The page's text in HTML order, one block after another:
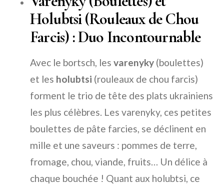
Holubtsi (Rouleaux de Chou
Farcis) : Duo Incontournable
Avec le bortsch, les varenyky (boulettes)
et les holubtsi (rouleaux de chou farcis)
forment le trio de tête des plats ukrainiens
les plus célèbres. Les varenyky, ces petites
boulettes de pâte farcies, se déclinent en
mille et une saveurs : pommes de terre,
fromage, chou, viande, fruits… Un délice à
chaque bouchée ! Quant aux holubtsi, ce